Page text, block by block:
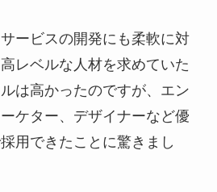
ービスの開発にも柔軟に対
レベルな人材を求めていた
は高かったのですが、エン
ケター、デザイナーなど優
用できたことに驚きまし